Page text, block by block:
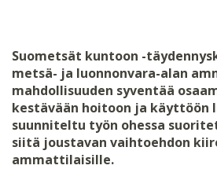
Suometsät kuntoon -
metsä- ja luonnonvara-alan
mahdollisuuden syventää
kestävään hoitoon ja käyttöön
suunniteltu työn ohessa
siitä joustavan vaihtoehdon
ammattilaisille.